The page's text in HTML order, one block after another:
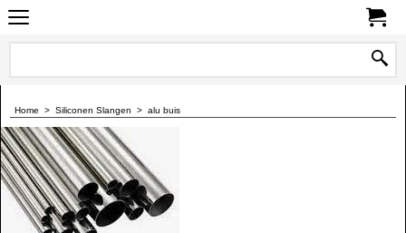
Home > Siliconen Slangen > alu buis